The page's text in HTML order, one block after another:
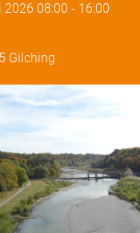
2026 08:00 - 16:00
Gilching